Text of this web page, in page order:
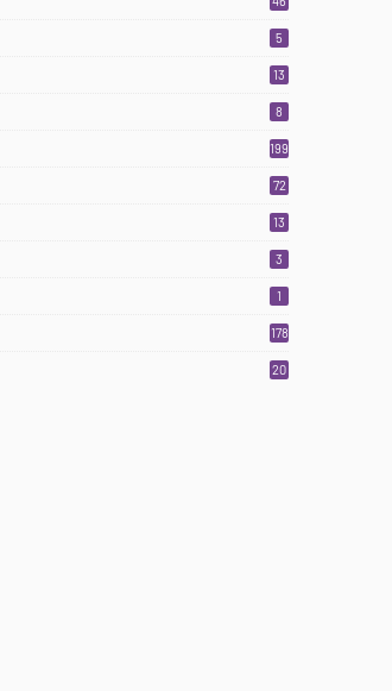
5
13
8
199
72
13
3
1
178
20